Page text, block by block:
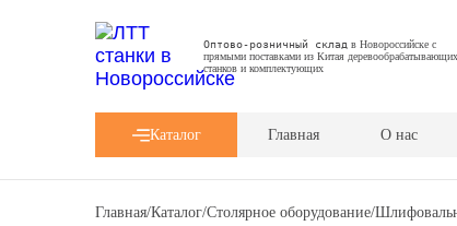
Оптово-розничный склад в Новороссийске с
прямыми поставками из Китая деревообрабатывающих
станков и комплектующих
Каталог Главная О нас
Главная/Каталог/Столярное оборудование/